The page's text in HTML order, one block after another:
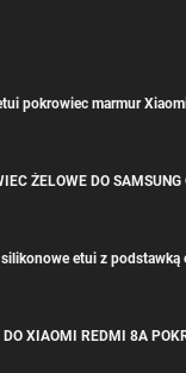
pokrowiec marmur
ŻELOWE DO
etui z podstawką
XIAOMI REDMI 8A